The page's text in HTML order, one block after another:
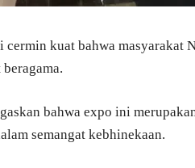
kuat bahwa masyarakat
bahwa expo ini
semangat kebhinekaan.